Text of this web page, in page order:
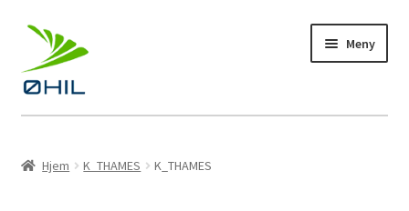
Hopp
navigasjon
Hopp
innhold
Meny
Hjem K_THAMES K_THAMES